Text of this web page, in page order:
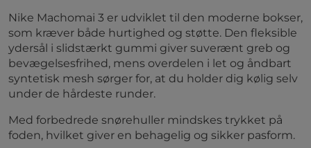
Nike Machomai 3 er udviklet til den moderne bokser,
som kræver både hurtighed og støtte. Den fleksible
ydersål i slidstærkt gummi giver suverænt greb og
bevægelsesfrihed, mens overdelen i let og åndbart
syntetisk mesh sørger for, at du holder dig kølig selv
under de hårdeste runder.
Med forbedrede snørehuller mindskes trykket på
foden, hvilket giver en behagelig og sikker pasform.